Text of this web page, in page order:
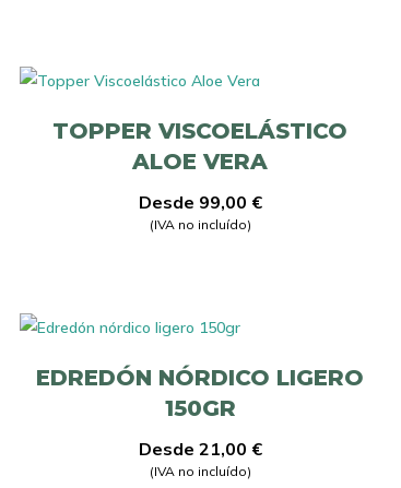
TOPPER VISCOELÁSTICO
ALOE VERA
Desde 99,00 €
(IVA no incluído)
EDREDÓN NÓRDICO LIGERO
150GR
Desde 21,00 €
(IVA no incluído)